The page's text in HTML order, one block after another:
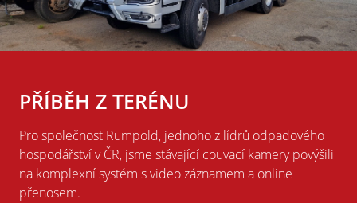
PŘÍBĚH Z TERÉNU
Pro společnost Rumpold, jednoho z lídrů odpadového
hospodářství v ČR, jsme stávající couvací kamery povýšili
na komplexní systém s video záznamem a online
přenosem.